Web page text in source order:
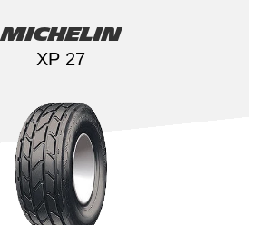
Michelin
XP 27​